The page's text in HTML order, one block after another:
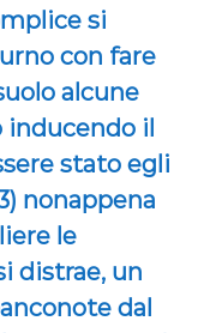
si
con fare
alcune
inducendo il
stato egli
nonappena
le
distrae, un
dal